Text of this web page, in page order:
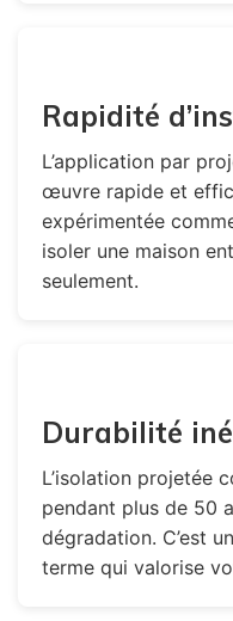
Rapidité
L’application par
œuvre rapide et
expérimentée
isoler une maison
seulement.
Durabilité
L’isolation projetée
pendant plus de 50
dégradation. C’est
terme qui valorise